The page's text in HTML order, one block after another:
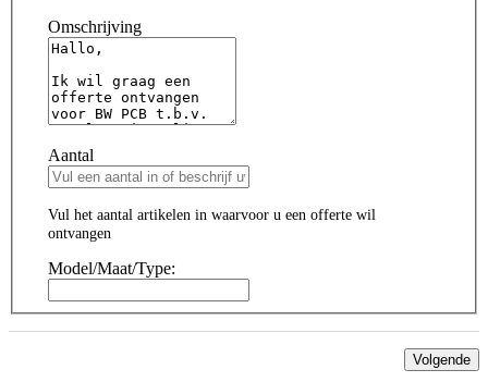
Omschrijving
Aantal
Vul het aantal artikelen in waarvoor u een offerte wil
ontvangen
Model/Maat/Type:
Volgende